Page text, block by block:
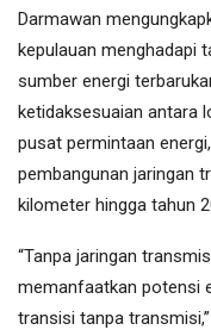
Darmawan
kepulauan menghadapi
sumber energi
ketidaksesuaian antara
pusat permintaan
pembangunan jaringan
kilometer hingga tahun
“Tanpa jaringan
memanfaatkan potensi
transisi tanpa